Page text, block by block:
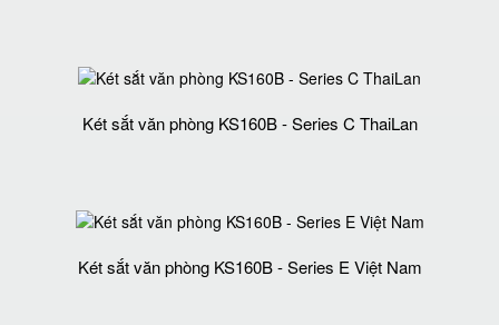
Két sắt văn phòng KS160B - Series C ThaiLan
Két sắt văn phòng KS160B - Series E Việt Nam